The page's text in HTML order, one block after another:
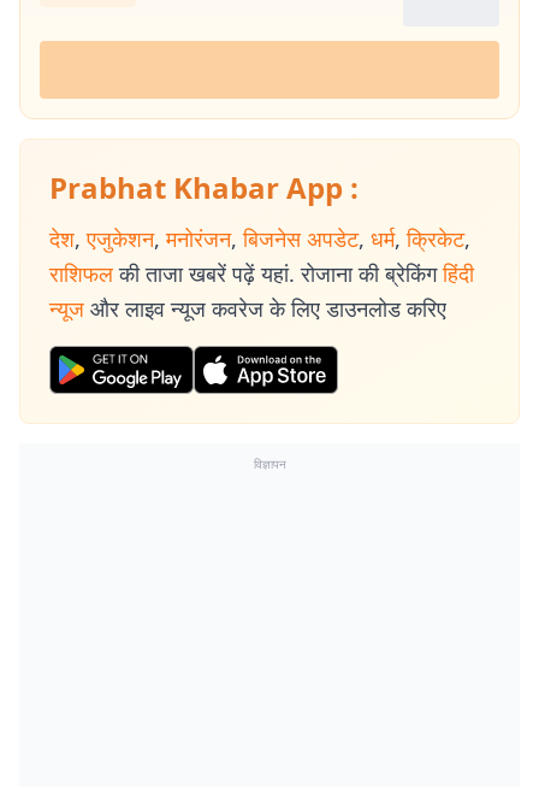
Prabhat Khabar App :
देश, एजुकेशन, मनोरंजन, बिजनेस अपडेट, धर्म, क्रिकेट,
राशिफल की ताजा खबरें पढ़ें यहां. रोजाना की ब्रेकिंग हिंदी
न्यूज और लाइव न्यूज कवरेज के लिए डाउनलोड करिए
विज्ञापन